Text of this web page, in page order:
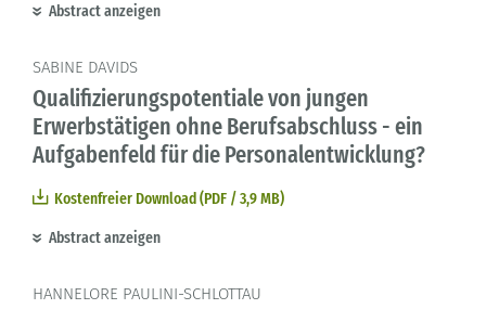
Abstract anzeigen
SABINE DAVIDS
Qualifizierungspotentiale von jungen
Erwerbstätigen ohne Berufsabschluss - ein
Aufgabenfeld für die Personalentwicklung?
Kostenfreier Download (PDF / 3,9 MB)
Abstract anzeigen
HANNELORE PAULINI-SCHLOTTAU